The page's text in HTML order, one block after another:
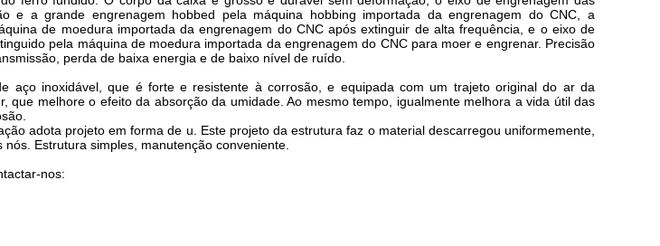
e a grande engrenagem hobbed pela máquina hobbing importada da engrenagem do CNC, a
de moedura importada da engrenagem do CNC após extinguir de alta frequência, e o eixo de
pela máquina de moedura importada da engrenagem do CNC para moer e engrenar. Precisão
perda de baixa energia e de baixo nível de ruído.
aço inoxidável, que é forte e resistente à corrosão, e equipada com um trajeto original do ar da
que melhore o efeito da absorção da umidade. Ao mesmo tempo, igualmente melhora a vida útil das
adota projeto em forma de u. Este projeto da estrutura faz o material descarregou uniformemente,
Estrutura simples, manutenção conveniente.
nos: